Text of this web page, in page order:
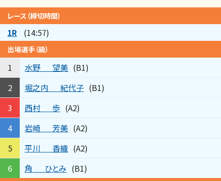
レース（締切時間）
1R (14:57)
出場選手（級）
1 水野 望美 (B1)
2
堀之内 紀代子 (B1)
3
西村 歩 (A2)
4
岩崎 芳美 (A2)
5
平川 香織 (A2)
6
角 ひとみ (B1)